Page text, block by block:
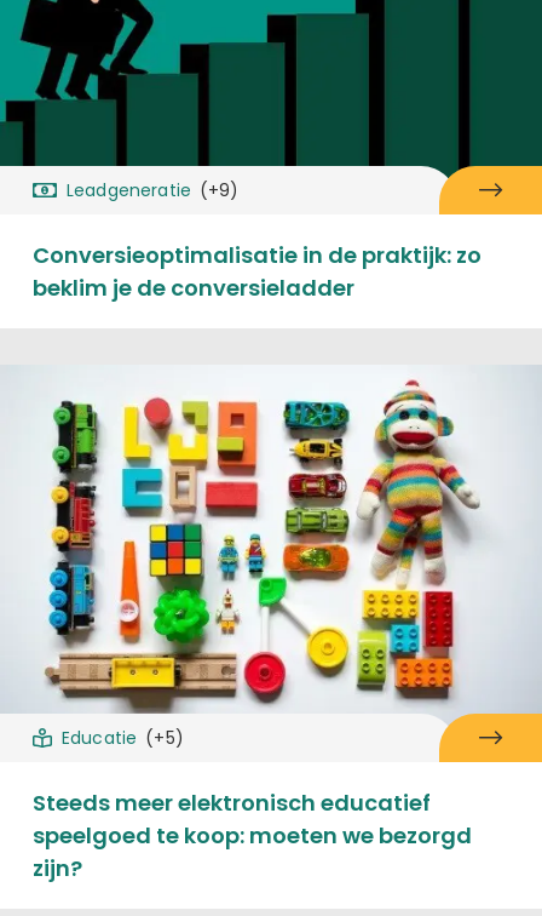
Leadgeneratie (+9)
Conversieoptimalisatie in de praktijk: zo
beklim je de conversieladder
Educatie (+5)
Steeds meer elektronisch educatief
speelgoed te koop: moeten we bezorgd
zijn?